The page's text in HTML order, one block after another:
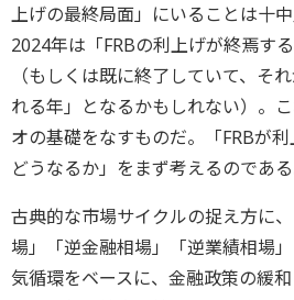
上げの最終局面」にいることは十中
2024年は「FRBの利上げが終焉す
（もしくは既に終了していて、そ
れる年」となるかもしれない）。
オの基礎をなすものだ。「FRBが
どうなるか」をまず考えるのである
古典的な市場サイクルの捉え方に
場」「逆金融相場」「逆業績相場
気循環をベースに、金融政策の緩